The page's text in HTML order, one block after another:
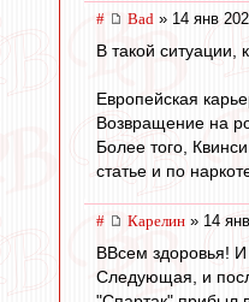
# Bad » 14 янв
В такой ситуации,
Европейская
Возвращение на
Более того,
статье и по
# Карелин » 14
ВВсем здоровья! И
Следующая, и